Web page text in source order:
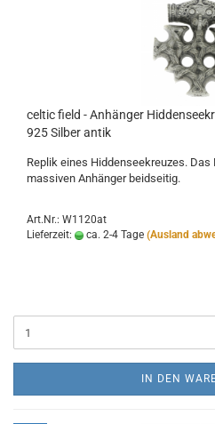
celtic field - Anhänger
925 Silber antik
Replik eines Hiddenseekreuzes.
massiven Anhänger beidseitig.
Art.Nr.: W1120at
Lieferzeit:
ca. 2-4 Tage (Ausland
IN DEN